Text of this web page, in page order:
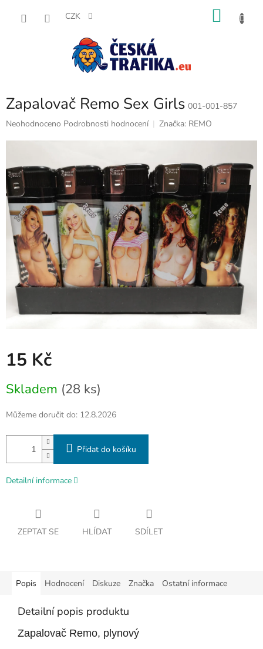
CZK
Zapalovač Remo Sex Girls 001-001-857
Průměrné
0,0
z
5
hvězdiček.
Neohodnoceno Podrobnosti hodnocení Značka: REMO
15 Kč
cena:
Skladem (28 ks)
Můžeme doručit do: 12.8.2026
Přidat do košíku
Detailní informace
ZEPTAT SE HLÍDAT SDÍLET
Popis Hodnocení Diskuze Značka Ostatní informace
Detailní popis produktu
Zapalovač Remo, plynový